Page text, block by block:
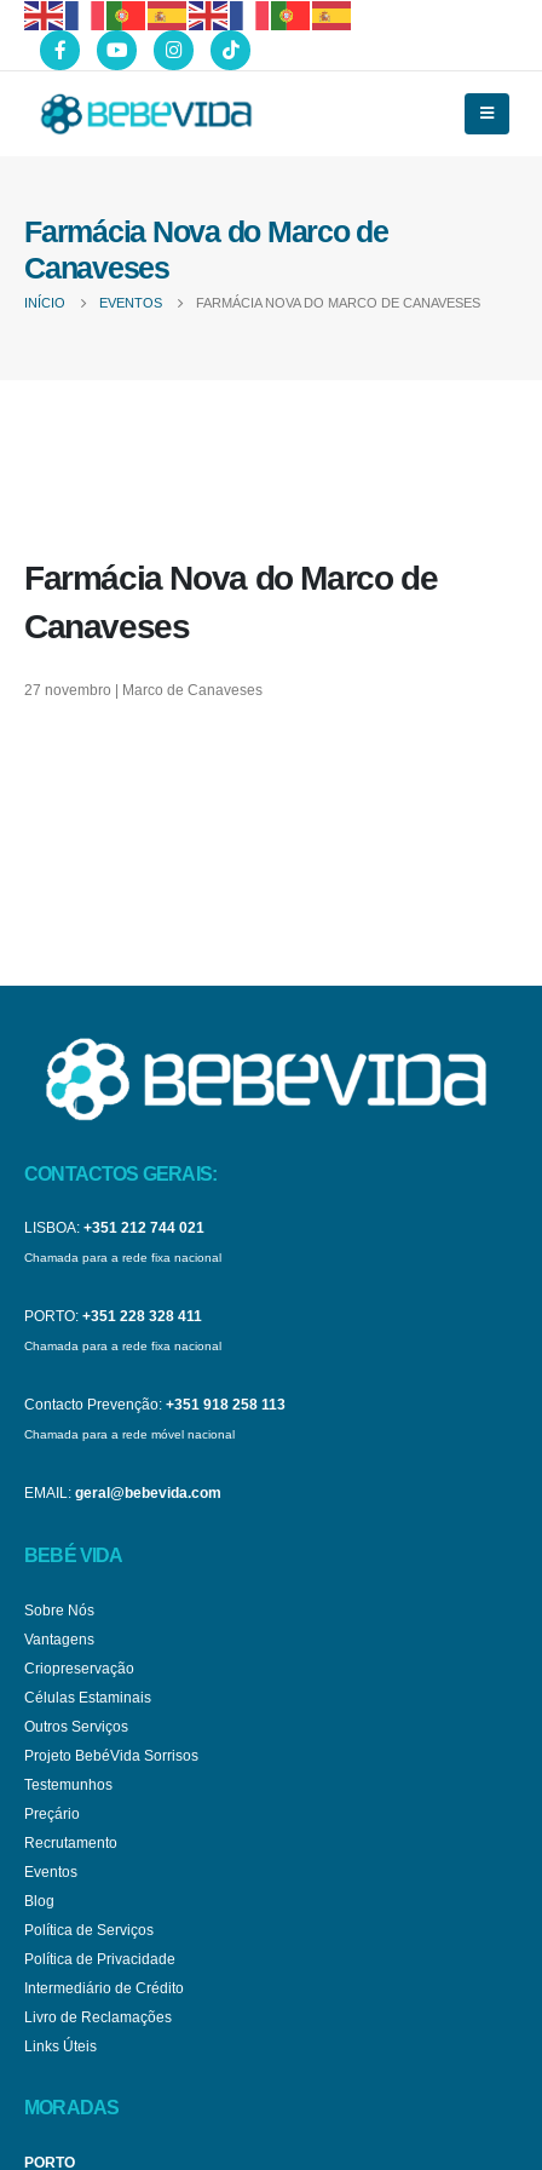
Farmácia Nova do Marco de
Canaveses
INÍCIO EVENTOS FARMÁCIA NOVA DO MARCO DE CANAVESES
Farmácia Nova do Marco de
Canaveses
27 novembro | Marco de Canaveses
CONTACTOS GERAIS:
LISBOA: +351 212 744 021
Chamada para a rede fixa nacional
PORTO: +351 228 328 411
Chamada para a rede fixa nacional
Contacto Prevenção: +351 918 258 113
Chamada para a rede móvel nacional
EMAIL: geral@bebevida.com
BEBÉ VIDA
Sobre Nós
Vantagens
Criopreservação
Células Estaminais
Outros Serviços
Projeto BebéVida Sorrisos
Testemunhos
Preçário
Recrutamento
Eventos
Blog
Política de Serviços
Política de Privacidade
Intermediário de Crédito
Livro de Reclamações
Links Úteis
MORADAS
PORTO